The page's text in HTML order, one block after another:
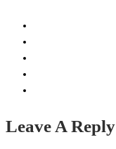
Leave A Reply